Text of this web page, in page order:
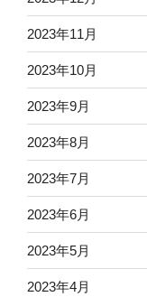
2023年11月
2023年10月
2023年9月
2023年8月
2023年7月
2023年6月
2023年5月
2023年4月